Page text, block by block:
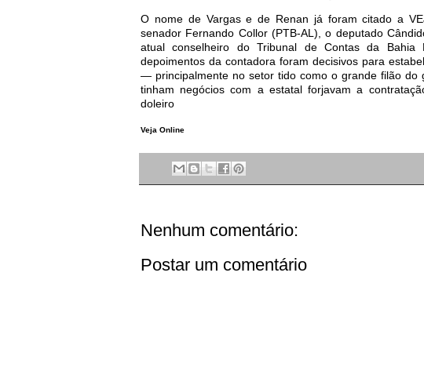
O nome de Vargas e de Renan já foram citado a
senador Fernando Collor (PTB-AL), o deputado
atual conselheiro do Tribunal de Contas da Bahia
depoimentos da contadora foram decisivos para
— principalmente no setor tido como o grande filão do
tinham negócios com a estatal forjavam a
doleiro
Veja Online
Nenhum comentário:
Postar um comentário